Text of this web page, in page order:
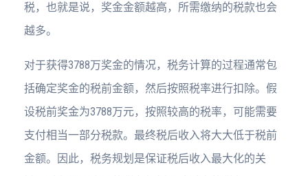
税，也就是说，奖金金额越高，所需缴纳的税款也会
越多。
对于获得3788万奖金的情况，税务计算的过程通常包
括确定奖金的税前金额，然后按照税率进行扣除。假
设税前奖金为3788万元，按照较高的税率，可能需要
支付相当一部分税款。最终税后收入将大大低于税前
金额。因此，税务规划是保证税后收入最大化的关